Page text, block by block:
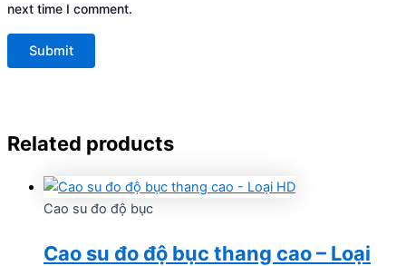
next time I comment.
Related products
Cao su đo độ bục
Cao su đo độ bục thang cao – Loại